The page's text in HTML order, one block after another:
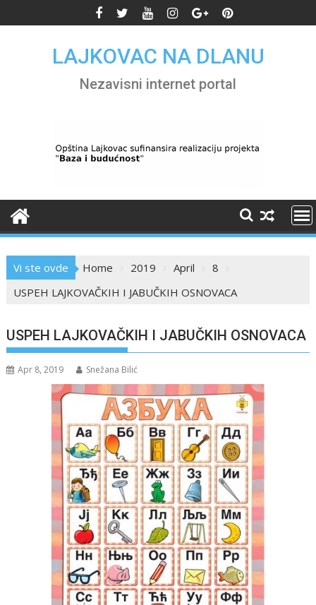
to
LAJKOVAC NA DLANU
Nezavisni internet portal
Vi ste ovde Home 2019 April
8
USPEH LAJKOVAČKIH I JABUČKIH OSNOVACA
USPEH LAJKOVAČKIH I JABUČKIH OSNOVACA
Apr 8, 2019 Snežana Bilić